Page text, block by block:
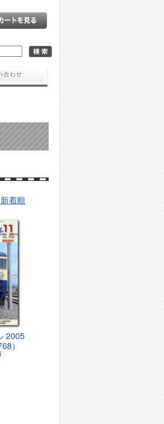
新着順
2005
）